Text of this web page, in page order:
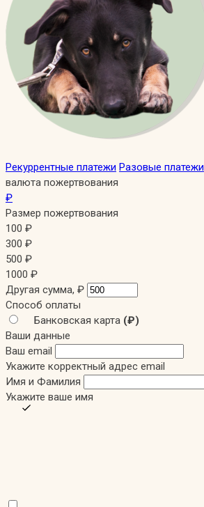
Рекуррентные платежи Разовые платежи
валюта пожертвования
₽
Размер пожертвования
100 ₽
300 ₽
500 ₽
1000 ₽
Другая сумма, ₽
Способ оплаты
Банковская карта (₽)
Ваши данные
Ваш email
Укажите корректный адрес email
Имя и Фамилия
Укажите ваше имя